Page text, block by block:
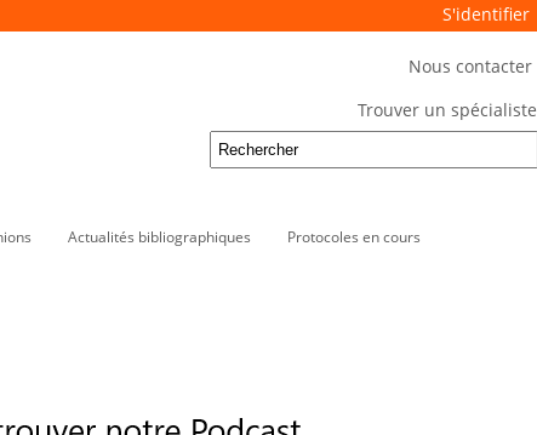
S'identifier
Nous contacter
Trouver un spécialiste
Actualités bibliographiques Protocoles en cours